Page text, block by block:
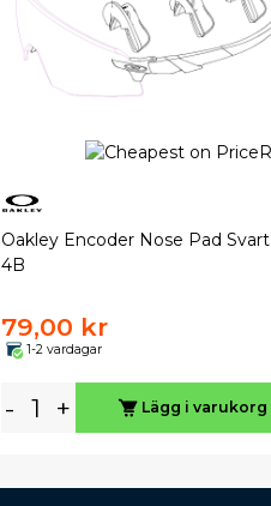
Oakley Encoder Nose Pad Svart
4B
79,00 kr
1-2 vardagar
- + Lägg i varukorg